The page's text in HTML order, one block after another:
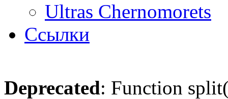
Ultras Chernomorets
Ссылки
Deprecated: Function